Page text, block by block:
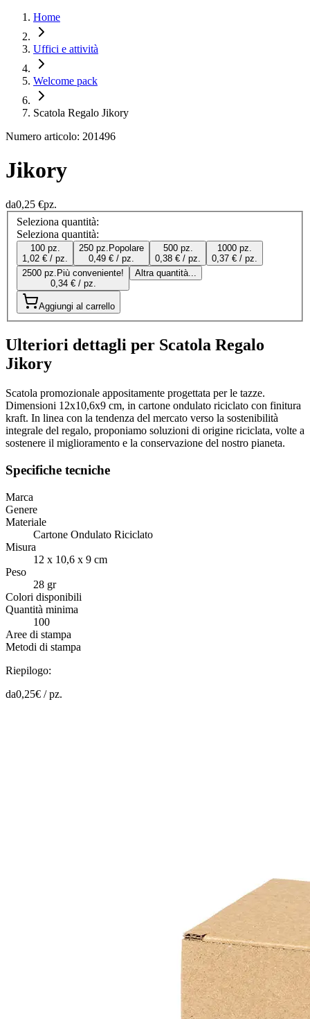
Home
Uffici e attività
Welcome pack
Scatola Regalo Jikory
Numero articolo: 201496
Jikory
da0,25 €pz.
Seleziona quantità:
Seleziona quantità:
100 pz.
1,02 € / pz.
250 pz. Popolare
0,49 € / pz.
500 pz.
0,38 € / pz.
1000 pz.
0,37 € / pz.
2500 pz. Più conveniente!
0,34 € / pz.
Altra quantità...
Aggiungi al carrello
Ulteriori dettagli per Scatola Regalo
Jikory
Scatola promozionale appositamente progettata per le tazze.
Dimensioni 12x10,6x9 cm, in cartone ondulato riciclato con finitura
kraft. In linea con la tendenza del mercato verso la sostenibilità
integrale del regalo, proponiamo soluzioni di origine riciclata, volte a
sostenere il miglioramento e la conservazione del nostro pianeta.
Specifiche tecniche
Marca
Genere
Materiale
Cartone Ondulato Riciclato
Misura
12 x 10,6 x 9 cm
Peso
28 gr
Colori disponibili
Quantità minima
100
Aree di stampa
Metodi di stampa
Riepilogo:
da0,25€ /pz.